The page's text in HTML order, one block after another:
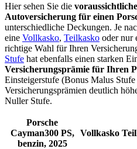
Hier sehen Sie die
Autoversicherung für einen
unterschiedliche Deckungen. Je
eine Vollkasko, Teilkasko oder nur
richtige Wahl für Ihren
Stufe hat ebenfalls einen starken
Versicherungsprämie für Ihren
Einsteigerstufe (Bonus Malus
Versicherungsprämien deutlich
Nuller Stufe.
Porsche
Cayman300PS,
benzin, 2025
Vollkasko